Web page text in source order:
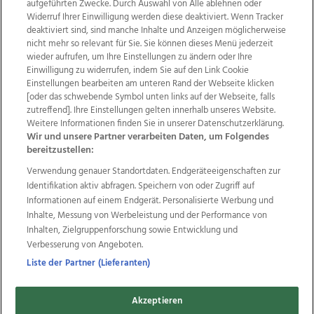
Wir über uns Mediadaten Kontakt
Jobs
Datenschutz
Impressum
AGB Anzeigekunden
AGB Website
Ehrenkodex Politische Werbung
Weitere Angebote des Medienhauses Wimmer
TV1 di-mog-i.at OÖNow
Ischler Woche
Life Radio
OÖNachrichten
OÖN Immobilien
OÖN Karriere
OÖN Reise
Promenaden Galerien
Regionaljobs
wasistlos.at
Copyrights © 2026 Tips Zeitungs GmbH & Co KG
aufgeführten Zwecke. Durch Auswahl von Alle ablehnen oder
Widerruf Ihrer Einwilligung werden diese deaktiviert. Wenn Tracker
deaktiviert sind, sind manche Inhalte und Anzeigen möglicherweise
nicht mehr so relevant für Sie. Sie können dieses Menü jederzeit
wieder aufrufen, um Ihre Einstellungen zu ändern oder Ihre
Einwilligung zu widerrufen, indem Sie auf den Link Cookie
Einstellungen bearbeiten am unteren Rand der Webseite klicken
[oder das schwebende Symbol unten links auf der Webseite, falls
zutreffend]. Ihre Einstellungen gelten innerhalb unseres Website.
Weitere Informationen finden Sie in unserer Datenschutzerklärung.
Wir und unsere Partner verarbeiten Daten, um Folgendes
bereitzustellen:
Verwendung genauer Standortdaten. Endgeräteeigenschaften zur
Identifikation aktiv abfragen. Speichern von oder Zugriff auf
Informationen auf einem Endgerät. Personalisierte Werbung und
Inhalte, Messung von Werbeleistung und der Performance von
Inhalten, Zielgruppenforschung sowie Entwicklung und
Verbesserung von Angeboten.
Liste der Partner (Lieferanten)
Akzeptieren